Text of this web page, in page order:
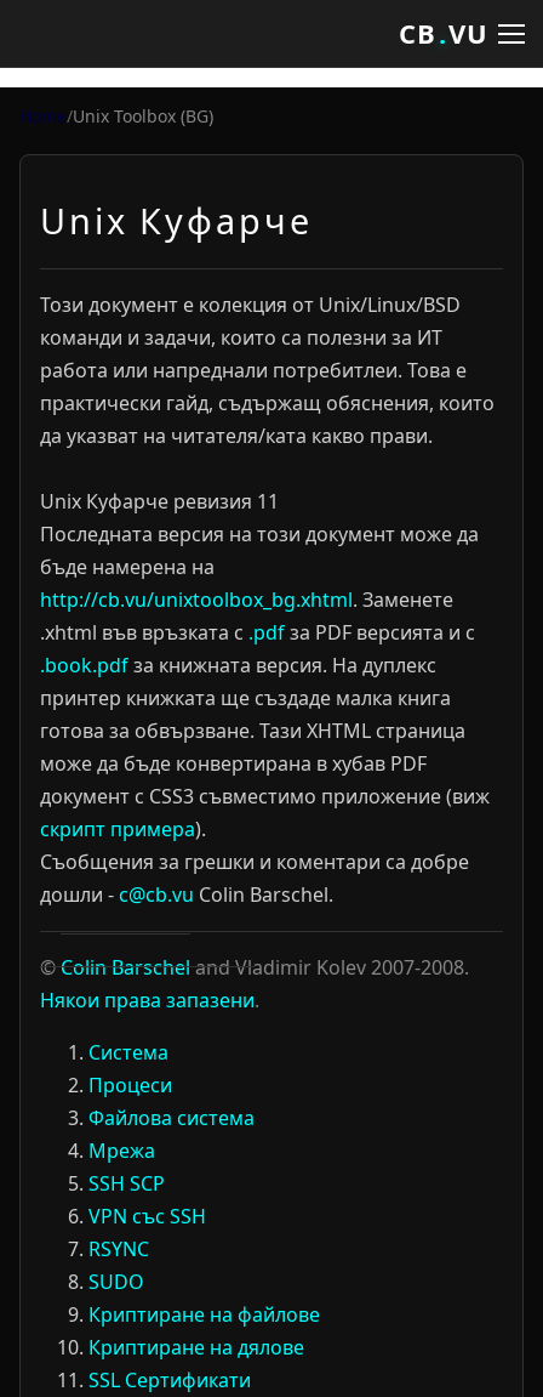
CB.VU
Home/Unix Toolbox (BG)
Unix Куфарче
Този документ е колекция от Unix/Linux/BSD
команди и задачи, които са полезни за ИТ
работа или напреднали потребитлеи. Това е
практически гайд, съдържащ обяснения, които
да указват на читателя/ката какво прави.
Unix Куфарче ревизия 11
Последната версия на този документ може да
бъде намерена на
http://cb.vu/unixtoolbox_bg.xhtml. Заменете
.xhtml във връзката с .pdfза PDF версията и с
.book.pdfза книжната версия. На дуплекс
принтер книжката ще създаде малка книга
готова за обвързване. Тази XHTML страница
може да бъде конвертирана в хубав PDF
документ с CSS3 съвместимо приложение (виж
скрипт примера).
Съобщения за грешки и коментари са добре
дошли -c@cb.vu Colin Barschel.
©Colin Barscheland Vladimir Kolev 2007-2008.
Някои права запазени.
Система
Процеси
Файлова система
Мрежа
SSH SCP
VPN със SSH
RSYNC
SUDO
Криптиране на файлове
Криптиране на дялове
SSL Сертификати